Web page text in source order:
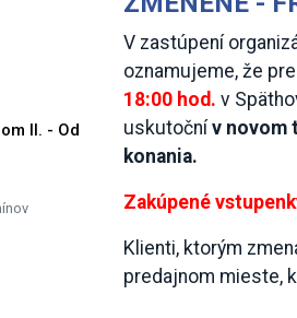
II. - Od
V zastúpení
oznamujeme, že
18:00 hod. v
uskutočnív novom
konania.
Zakúpené
Klienti, ktorým
predajnom mieste,